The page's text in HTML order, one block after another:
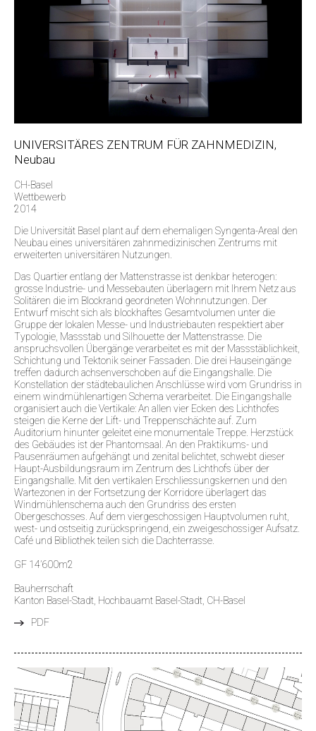
UNIVERSITÄRES ZENTRUM FÜR ZAHNMEDIZIN,
Neubau
CH-Basel
Wettbewerb
2014
Die Universität Basel plant auf dem ehemaligen Syngenta-Areal den
Neubau eines universitären zahnmedizinischen Zentrums mit
erweiterten universitären Nutzungen.
Das Quartier entlang der Mattenstrasse ist denkbar heterogen:
grosse Industrie- und Messebauten überlagern mit Ihrem Netz aus
Solitären die im Blockrand geordneten Wohnnutzungen. Der
Entwurf mischt sich als blockhaftes Gesamtvolumen unter die
Gruppe der lokalen Messe- und Industriebauten respektiert aber
Typologie, Massstab und Silhouette der Mattenstrasse. Die
anspruchsvollen Übergänge verarbeitet es mit der Massstäblichkeit,
Schichtung und Tektonik seiner Fassaden. Die drei Hauseingänge
treffen dadurch achsenverschoben auf die Eingangshalle. Die
Konstellation der städtebaulichen Anschlüsse wird vom Grundriss in
einem windmühlenartigen Schema verarbeitet. Die Eingangshalle
organisiert auch die Vertikale: An allen vier Ecken des Lichthofes
steigen die Kerne der Lift- und Treppenschächte auf. Zum
Auditorium hinunter geleitet eine monumentale Treppe. Herzstück
des Gebäudes ist der Phantomsaal. An den Praktikums- und
Pausenräumen aufgehängt und zenital belichtet, schwebt dieser
Haupt-Ausbildungsraum im Zentrum des Lichthofs über der
Eingangshalle. Mit den vertikalen Erschliessungskernen und den
Wartezonen in der Fortsetzung der Korridore überlagert das
Windmühlenschema auch den Grundriss des ersten
Obergeschosses. Auf dem viergeschossigen Hauptvolumen ruht,
west- und ostseitig zurückspringend, ein zweigeschossiger Aufsatz.
Café und Bibliothek teilen sich die Dachterrasse.
GF 14’600m2
Bauherrschaft
Kanton Basel-Stadt, Hochbauamt Basel-Stadt, CH-Basel
PDF